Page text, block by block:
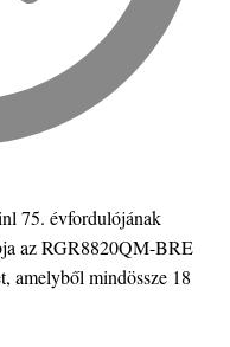
75. évfordulójának
az RGR8820QM-BRE
amelyből mindössze 18